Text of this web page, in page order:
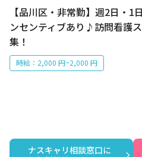
【品川区・非常勤】週2日・
ンセンティブあり♪訪問看護
集！
時給：2,000 円~2,000 円
ナスキャリ相談窓口に